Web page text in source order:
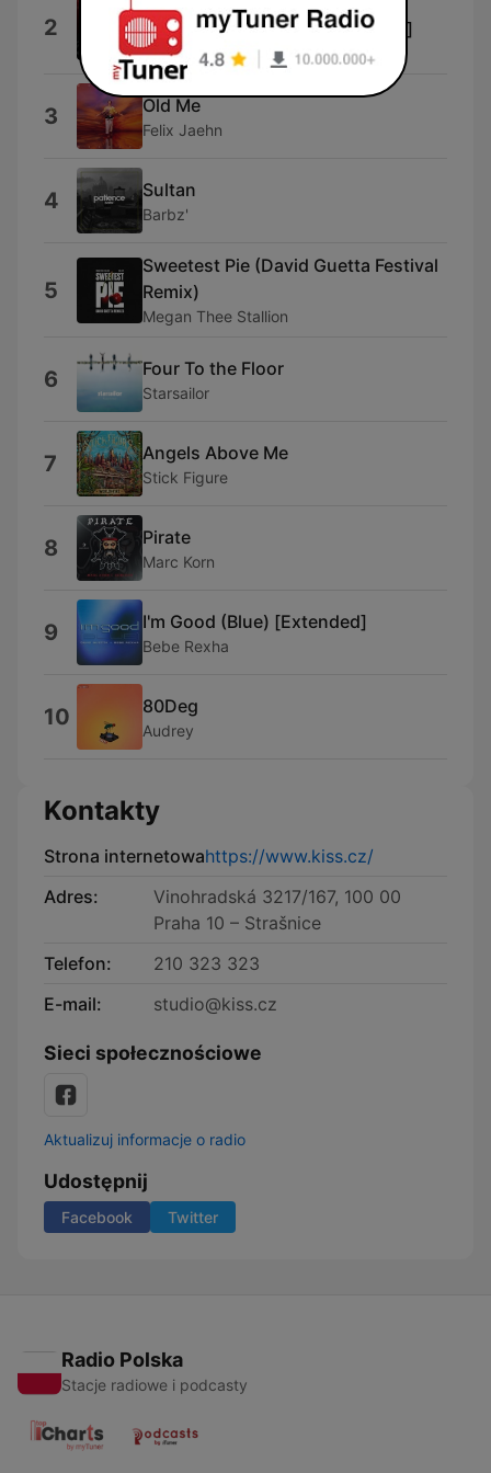
2
Wanna Go Home) [Instrumental]
DJ ReDo
3 Old Me
Felix Jaehn
4 Sultan
Barbz'
5
Sweetest Pie (David Guetta Festival
Remix)
Megan Thee Stallion
6 Four To the Floor
Starsailor
7 Angels Above Me
Stick Figure
8 Pirate
Marc Korn
9 I'm Good (Blue) [Extended]
Bebe Rexha
10 80Deg
Audrey
Kontakty
Strona internetowahttps://www.kiss.cz/
Adres:
Vinohradská 3217/167, 100 00
Praha 10 – Strašnice
Telefon:
210 323 323
E-mail:
studio@kiss.cz
Sieci społecznościowe
Aktualizuj informacje o radio
Udostępnij
Facebook Twitter
Radio Polska
Stacje radiowe i podcasty